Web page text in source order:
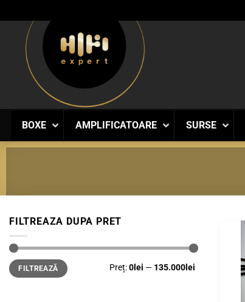
to
content
BOXE AMPLIFICATOARE SURSE
FILTREAZA DUPA PRET
Preț
minim
Preț
maximFILTREAZĂ Preț:0lei — 135.000lei